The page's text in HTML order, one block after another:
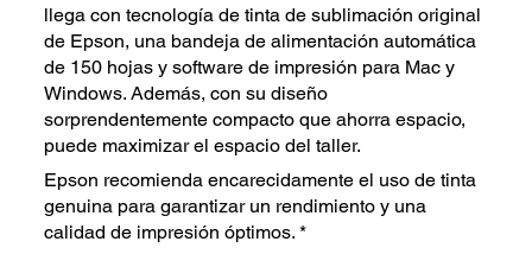
llega con tecnología de tinta de sublimación original
de Epson, una bandeja de alimentación automática
de 150 hojas y software de impresión para Mac y
Windows. Además, con su diseño
sorprendentemente compacto que ahorra espacio,
puede maximizar el espacio del taller.
Epson recomienda encarecidamente el uso de tinta
genuina para garantizar un rendimiento y una
calidad de impresión óptimos. *